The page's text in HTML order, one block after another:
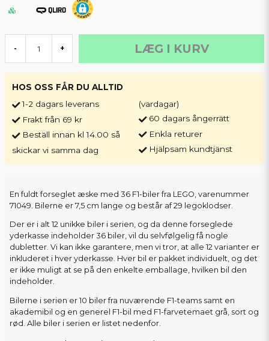
- + LÆG I KURV
HOS OSS FÅR DU ALLTID
1-2 dagars leverans
Frakt från 69 kr
Beställ innan kl 14.00 så
skickar vi samma dag
(vardagar)
60 dagars ångerrätt
Enkla returer
Hjälpsam kundtjänst
En fuldt forseglet æske med 36 F1-biler fra LEGO, varenummer
71049. Bilerne er 7,5 cm lange og består af 29 legoklodser.
Der er i alt 12 unikke biler i serien, og da denne forseglede
yderkasse indeholder 36 biler, vil du selvfølgelig få nogle
dubletter. Vi kan ikke garantere, men vi tror, at alle 12 varianter er
inkluderet i hver yderkasse. Hver bil er pakket individuelt, og det
er ikke muligt at se på den enkelte emballage, hvilken bil den
indeholder.
Bilerne i serien er 10 biler fra nuværende F1-teams samt en
akademibil og en generel F1-bil med F1-farvetemaet grå, sort og
rød. Alle biler i serien er listet nedenfor.